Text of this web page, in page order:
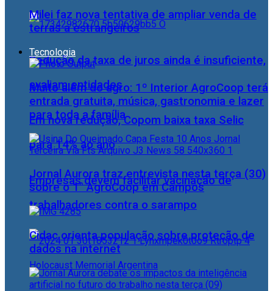
Redução da taxa de juros ainda é insuficiente,
avaliam entidades
Em nova redução, Copom baixa taxa Selic
para 14% ao ano
Empresas devem facilitar vacinação de
trabalhadores contra o sarampo
Milei faz nova tentativa de ampliar venda de
terras a estrangeiros
Tecnologia
Muito além do agro: 1º Interior AgroCoop terá
entrada gratuita, música, gastronomia e lazer
para toda a família
Jornal Aurora traz entrevista nesta terça (30)
sobre o 1° AgroCoop em Campos
Cidac orienta população sobre proteção de
dados na internet